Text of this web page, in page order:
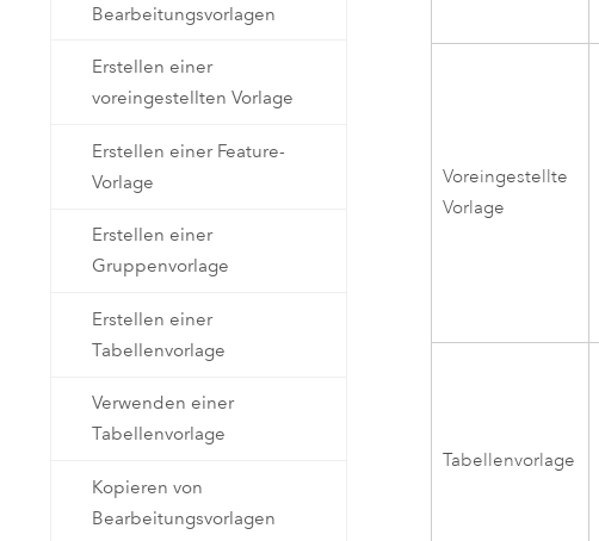
Bearbeitungsvorlagen
Erstellen einer
voreingestellten Vorlage
Erstellen einer Feature-
Vorlage
Erstellen einer
Gruppenvorlage
Erstellen einer
Tabellenvorlage
Verwenden einer
Tabellenvorlage
Kopieren von
Bearbeitungsvorlagen
Voreingestellte
Vorlage
Tabellenvorlage